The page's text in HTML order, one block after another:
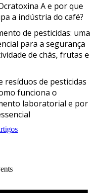
A e por que
a indústria do café?
de pesticidas: uma
para a segurança
de chás, frutas e
resíduos de pesticidas
funciona o
laboratorial e por